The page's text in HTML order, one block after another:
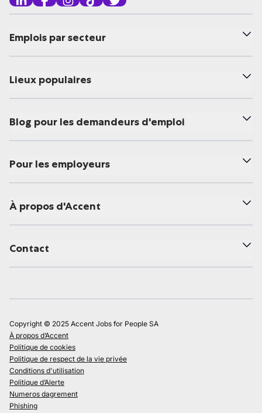
Emplois par secteur
Lieux populaires
Blog pour les demandeurs d'emploi
Pour les employeurs
À propos d'Accent
Contact
Copyright © 2025 Accent Jobs for People SA
À propos d’Accent
Politique de cookies
Politique de respect de la vie privée
Conditions d'utilisation
Politique d’Alerte
Numeros dagrement
Phishing